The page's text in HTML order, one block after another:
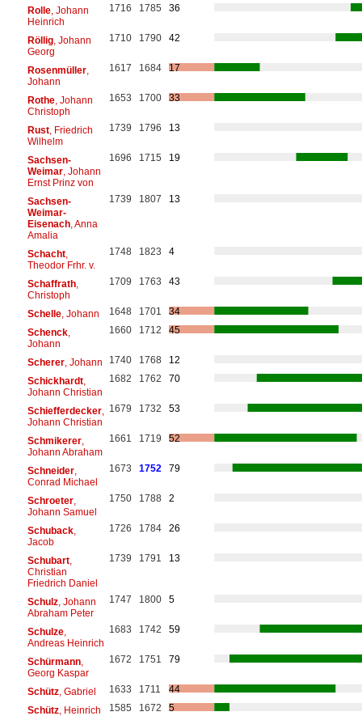
Rolle, Johann
Heinrich
1716 1785 36
Röllig, Johann
Georg
1710 1790 42
Rosenmüller,
Johann
1617 1684 17
Rothe, Johann
Christoph
1653 1700 33
Rust, Friedrich
Wilhelm
1739 1796 13
Sachsen-
Weimar, Johann
Ernst Prinz von
1696 1715 19
Sachsen-
Weimar-
Eisenach, Anna
Amalia
1739 1807 13
Schacht,
Theodor Frhr. v.
1748 1823 4
Schaffrath,
Christoph
1709 1763 43
Schelle, Johann 1648 1701
34
Schenck,
Johann
1660 1712 45
Scherer, Johann 1740 1768
12
Schickhardt,
Johann Christian
1682 1762 70
Schiefferdecker,
Johann Christian
1679 1732 53
Schmikerer,
Johann Abraham
1661 1719 52
Schneider,
Conrad Michael
1673 1752 79
Schroeter,
Johann Samuel
1750 1788 2
Schuback,
Jacob
1726 1784 26
Schubart,
Christian
Friedrich Daniel
1739 1791 13
Schulz, Johann
Abraham Peter
1747 1800 5
Schulze,
Andreas Heinrich
1683 1742 59
Schürmann,
Georg Kaspar
1672 1751 79
Schütz, Gabriel 1633 1711
44
Schütz, Heinrich 1585 1672 5